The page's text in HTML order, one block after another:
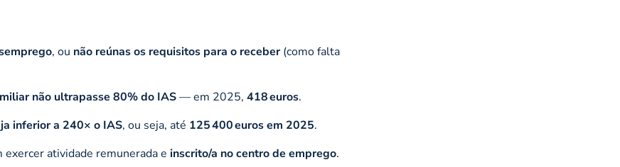
, ou não reúnas os requisitos para o receber(como falta
não ultrapasse 80% do IAS— em 2025, 418 euros.
inferior a 240× o IAS, ou seja, até 125 400 euros em 2025.
exercer atividade remunerada e inscrito/a no centro de emprego.